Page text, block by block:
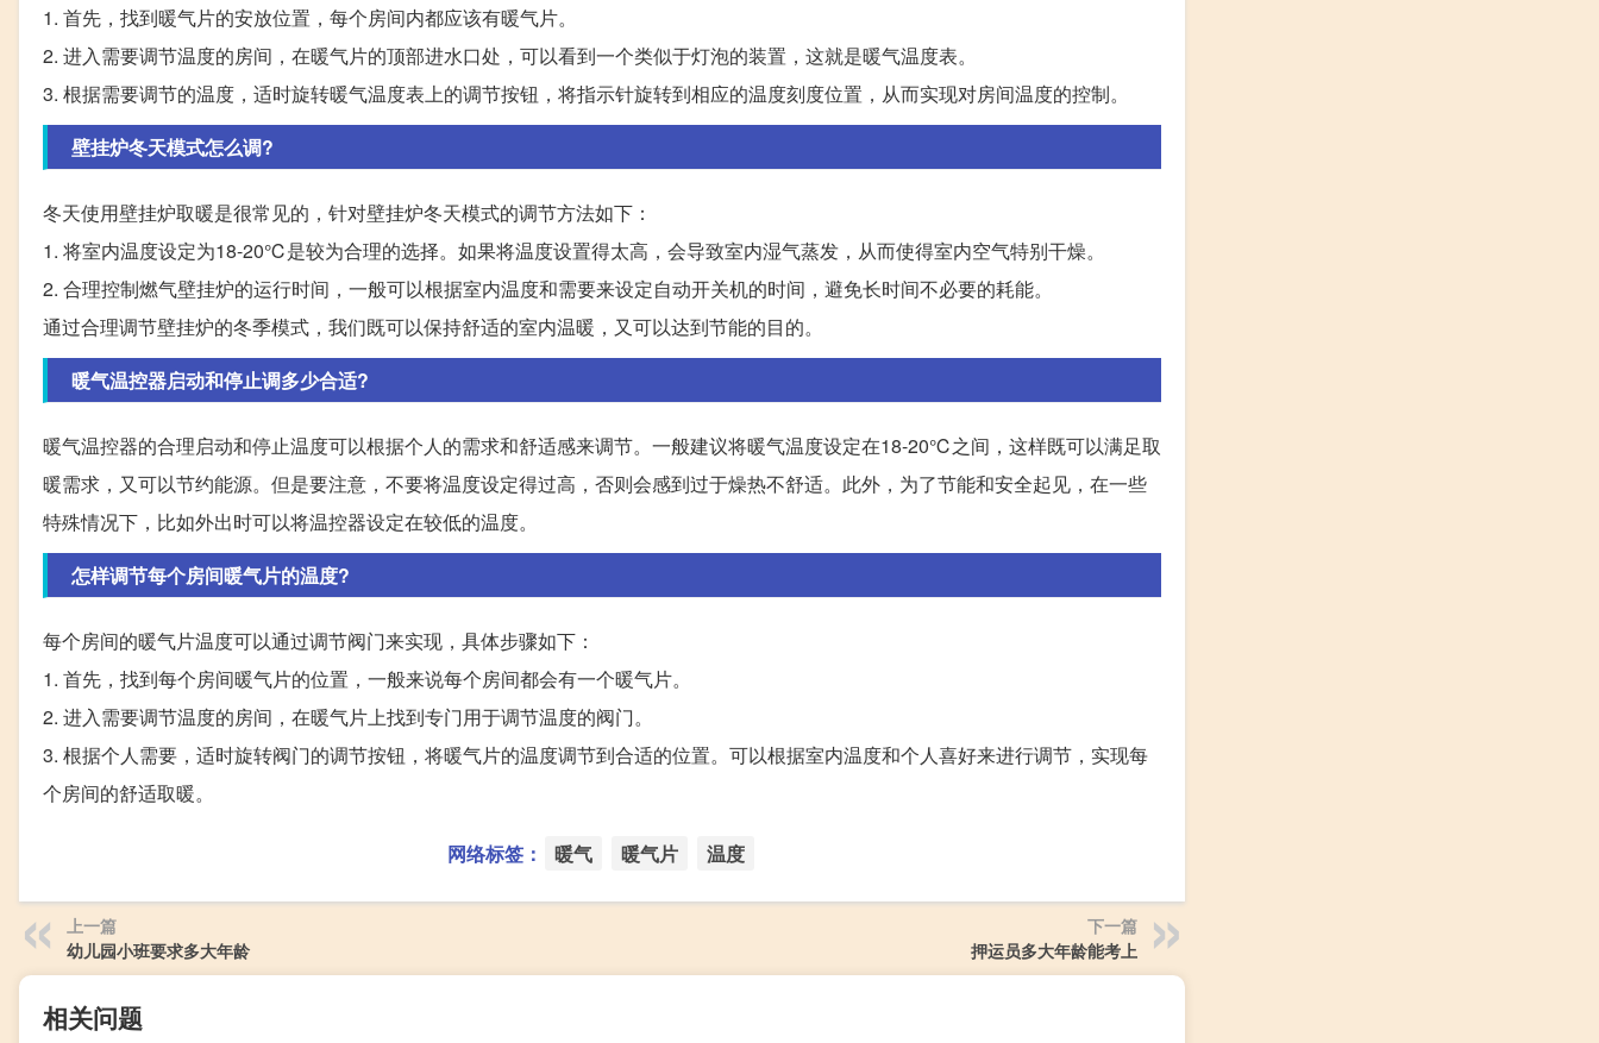
1. 首先，找到暖气片的安放位置，每个房间内都应该有暖气片。
2. 进入需要调节温度的房间，在暖气片的顶部进水口处，可以看到一个类似于灯泡的装置，这就是暖气温度表。
3. 根据需要调节的温度，适时旋转暖气温度表上的调节按钮，将指示针旋转到相应的温度刻度位置，从而实现对房间温度的控制。
壁挂炉冬天模式怎么调?
冬天使用壁挂炉取暖是很常见的，针对壁挂炉冬天模式的调节方法如下：
1. 将室内温度设定为18-20℃是较为合理的选择。如果将温度设置得太高，会导致室内湿气蒸发，从而使得室内空气特别干燥。
2. 合理控制燃气壁挂炉的运行时间，一般可以根据室内温度和需要来设定自动开关机的时间，避免长时间不必要的耗能。
通过合理调节壁挂炉的冬季模式，我们既可以保持舒适的室内温暖，又可以达到节能的目的。
暖气温控器启动和停止调多少合适?
暖气温控器的合理启动和停止温度可以根据个人的需求和舒适感来调节。一般建议将暖气温度设定在18-20℃之间，这样既可以满足取
暖需求，又可以节约能源。但是要注意，不要将温度设定得过高，否则会感到过于燥热不舒适。此外，为了节能和安全起见，在一些
特殊情况下，比如外出时可以将温控器设定在较低的温度。
怎样调节每个房间暖气片的温度?
每个房间的暖气片温度可以通过调节阀门来实现，具体步骤如下：
1. 首先，找到每个房间暖气片的位置，一般来说每个房间都会有一个暖气片。
2. 进入需要调节温度的房间，在暖气片上找到专门用于调节温度的阀门。
3. 根据个人需要，适时旋转阀门的调节按钮，将暖气片的温度调节到合适的位置。可以根据室内温度和个人喜好来进行调节，实现每
个房间的舒适取暖。
网络标签： 暖气 暖气片 温度
上一篇
幼儿园小班要求多大年龄
下一篇
押运员多大年龄能考上
相关问题